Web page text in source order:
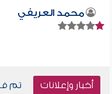
محمد العريفي
أخبار وإعلانات
تم